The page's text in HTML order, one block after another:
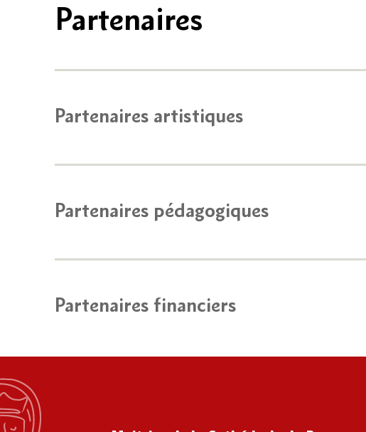
Partenaires
Partenaires artistiques
Partenaires pédagogiques
Partenaires financiers